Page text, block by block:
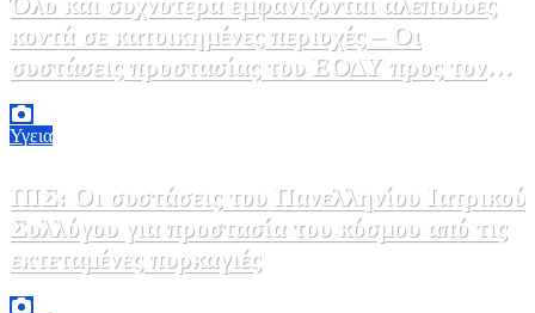
κοντά σε κατοικημένες περιοχές – Οι
συστάσεις προστασίας του ΕΟΔΥ προς τον
κόσμο
Υγεια
ΠΙΣ: Οι συστάσεις του Πανελληνίου Ιατρικού
Συλλόγου για προστασία του κόσμου από τις
εκτεταμένες πυρκαγιές